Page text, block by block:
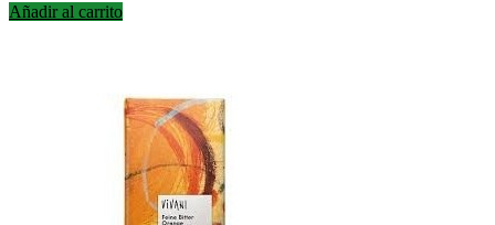
Añadir al carrito